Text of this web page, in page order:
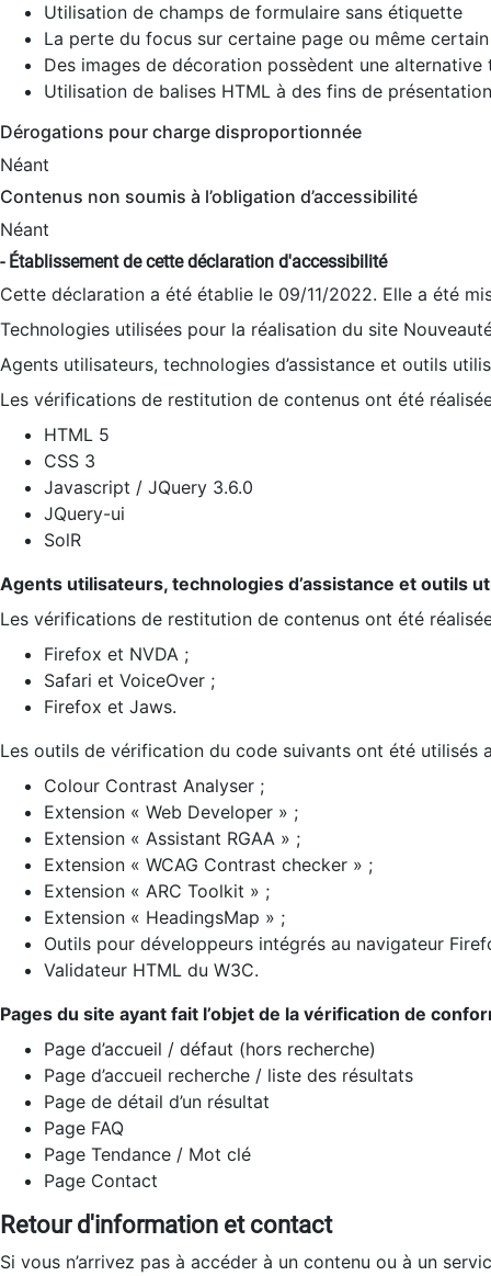
Utilisation de champs de formulaire sans étiquette
La perte du focus sur certaine page ou même
Des images de décoration possèdent une alternative
Utilisation de balises HTML à des fins de
Dérogations pour charge disproportionnée
Néant
Contenus non soumis à l’obligation d’accessibilité
Néant
- Établissement de cette déclaration d'accessibilité
Cette déclaration a été établie le 09/11/2022. Elle a été
Technologies utilisées pour la réalisation du site
Agents utilisateurs, technologies d’assistance et outils
Les vérifications de restitution de contenus ont été
HTML 5
CSS 3
Javascript / JQuery 3.6.0
JQuery-ui
SolR
Agents utilisateurs, technologies d’assistance et outils
Les vérifications de restitution de contenus ont été
Firefox et NVDA ;
Safari et VoiceOver ;
Firefox et Jaws.
Les outils de vérification du code suivants ont été utilisés
Colour Contrast Analyser ;
Extension « Web Developer » ;
Extension « Assistant RGAA » ;
Extension « WCAG Contrast checker » ;
Extension « ARC Toolkit » ;
Extension « HeadingsMap » ;
Outils pour développeurs intégrés au navigateur
Validateur HTML du W3C.
Pages du site ayant fait l’objet de la vérification de
Page d’accueil / défaut (hors recherche)
Page d’accueil recherche / liste des résultats
Page de détail d’un résultat
Page FAQ
Page Tendance / Mot clé
Page Contact
Retour d'information et contact
Si vous n’arrivez pas à accéder à un contenu ou à un